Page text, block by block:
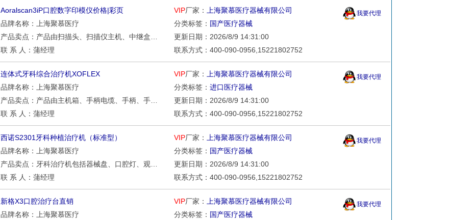
Aoralscan3iP口腔数字印模仪价格|彩页 VIP厂家：
上海聚慕医疗器械有限公司
品牌名称：上海聚慕医疗
分类标签： 国产医疗器械
更新日期：2026/8/9 14:31:00
联 系 人：蒲经理
联系方式：400-090-0956,15221802752
我要代理
连体式牙科综合治疗机XOFLEX VIP厂家：
上海聚慕医疗器械有限公司
品牌名称：上海聚慕医疗
分类标签： 进口医疗器械
更新日期：2026/8/9 14:31:00
联 系 人：蒲经理
联系方式：400-090-0956,15221802752
我要代理
西诺S2301牙科种植治疗机（标准型） VIP厂家：
上海聚慕医疗器械有限公司
品牌名称：上海聚慕医疗
分类标签： 国产医疗器械
更新日期：2026/8/9 14:31:00
联 系 人：蒲经理
联系方式：400-090-0956,15221802752
我要代理
新格X3口腔治疗台直销 VIP厂家：
上海聚慕医疗器械有限公司
品牌名称：上海聚慕医疗
分类标签： 国产医疗器械
我要代理